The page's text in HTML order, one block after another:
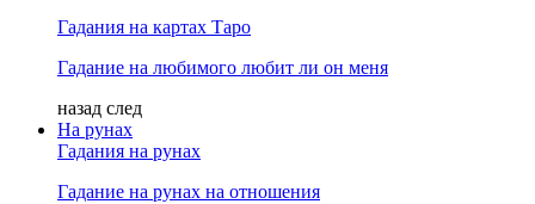
Гадания на картах Таро
Гадание на любимого любит ли он меня
назад след
На рунах
Гадания на рунах
Гадание на рунах на отношения